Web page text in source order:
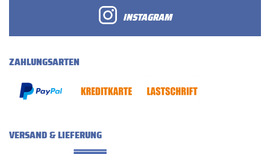
INSTAGRAM
ZAHLUNGSARTEN
VERSAND & LIEFERUNG